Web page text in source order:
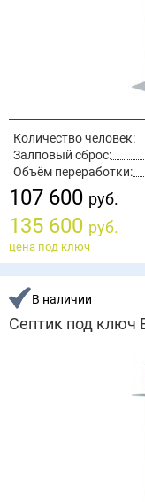
Количество человек:
Залповый сброс:
Объём переработки:
107 600 руб.
135 600 руб.
цена под ключ
В наличии
Септик под ключ